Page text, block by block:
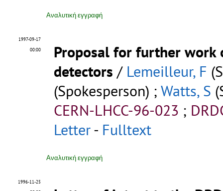
Αναλυτική εγγραφή
1997-09-17
00:00
Proposal for further work
detectors / Lemeilleur, F
(Spokesperson) ; Watts, S
CERN-LHCC-96-023 ;
Letter- Fulltext
Αναλυτική εγγραφή
1996-11-25